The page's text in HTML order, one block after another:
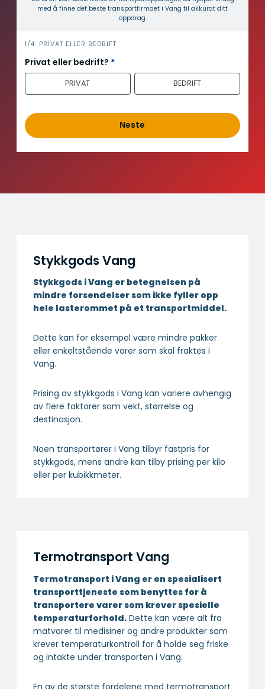
med å finne det beste transport­firmaet i Vang til akkurat ditt
oppdrag.
i
n
n
o
d
1/4: PRIVAT ELLER BEDRIFT
Privat eller bedrift? *
PRIVAT BEDRIFT
Neste
Stykkgods Vang
Stykkgods i Vang er betegnelsen på
mindre forsendelser som ikke fyller opp
hele lasterommet på et transportmiddel.
Dette kan for eksempel være mindre pakker
eller enkeltstående varer som skal fraktes i
Vang.
Prising av stykkgods i Vang kan variere avhengig
av flere faktorer som vekt, størrelse og
destinasjon.
Noen transportører i Vang tilbyr fastpris for
stykkgods, mens andre kan tilby prising per kilo
eller per kubikkmeter.
Termotransport Vang
Termotransport i Vang er en spesialisert
transport­tjeneste som benyttes for å
transportere varer som krever spesielle
temperatur­forhold. Dette kan være alt fra
matvarer til medisiner og andre produkter som
krever temperaturkontroll for å holde seg friske
og intakte under transporten i Vang.
En av de største fordelene med termotransport